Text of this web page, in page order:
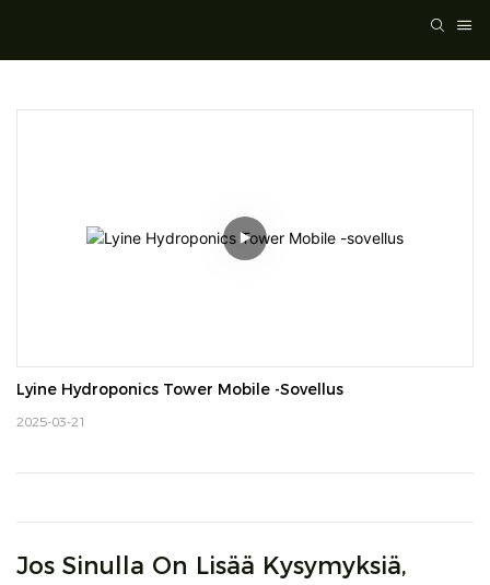
Lyine Hydroponics Tower Mobile -sovellus
2025-03-21
Jos Sinulla On Lisää Kysymyksiä,